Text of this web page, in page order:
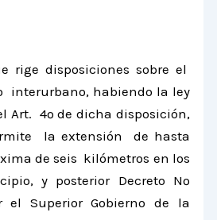
rige disposiciones sobre el
interurbano, habiendo la ley
Art. 4º de dicha disposición,
la extensión de hasta
de seis kilómetros en los
y posterior Decreto Nº
el Superior Gobierno de la